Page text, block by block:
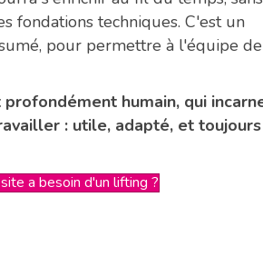
fondations techniques. C'est un
pour permettre à l'équipe de
humain, qui
: utile, adapté, et toujours
a besoin d'un lifting ?